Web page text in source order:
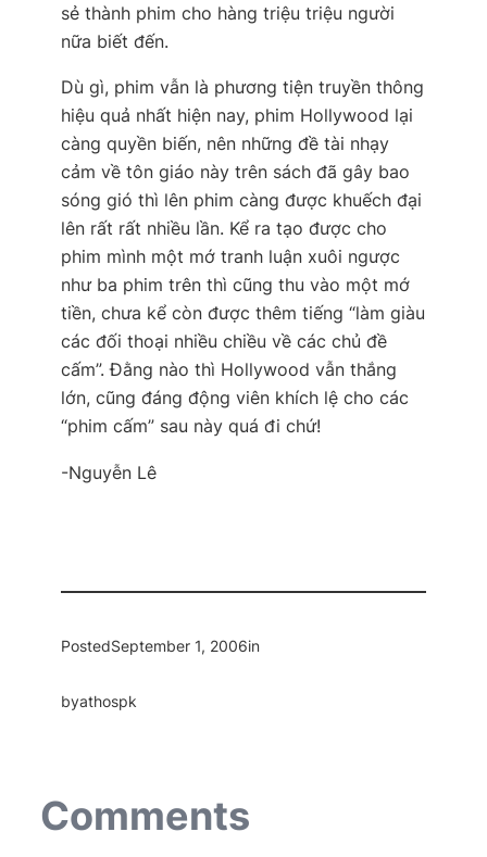
sẻ thành phim cho hàng triệu triệu người
nữa biết đến.
Dù gì, phim vẫn là phương tiện truyền thông
hiệu quả nhất hiện nay, phim Hollywood lại
càng quyền biến, nên những đề tài nhạy
cảm về tôn giáo này trên sách đã gây bao
sóng gió thì lên phim càng được khuếch đại
lên rất rất nhiều lần. Kể ra tạo được cho
phim mình một mớ tranh luận xuôi ngược
như ba phim trên thì cũng thu vào một mớ
tiền, chưa kể còn được thêm tiếng “làm giàu
các đối thoại nhiều chiều về các chủ đề
cấm”. Đằng nào thì Hollywood vẫn thắng
lớn, cũng đáng động viên khích lệ cho các
“phim cấm” sau này quá đi chứ!
-Nguyễn Lê
PostedSeptember 1, 2006in
byathospk
Comments